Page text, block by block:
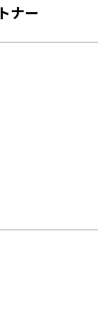
ナー